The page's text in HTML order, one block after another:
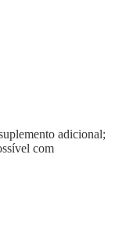
adicional;
com